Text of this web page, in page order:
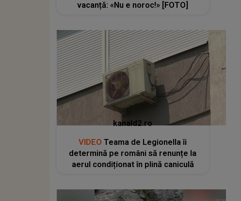
vacanță: «Nu e noroc!» [FOTO]
kanald2.ro
VIDEO Teama de Legionella îi
determină pe români să renunțe la
aerul condiționat în plină caniculă